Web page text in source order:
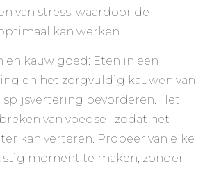
van stress, waardoor de
kan werken.
en kauw goed: Eten in een
en het zorgvuldig kauwen van
spijsvertering bevorderen. Het
van voedsel, zodat het
kan verteren. Probeer van elke
moment te maken, zonder